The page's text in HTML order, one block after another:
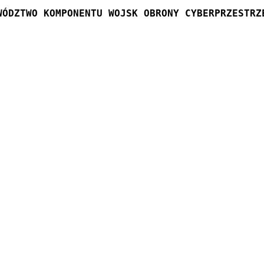
KOMPONENTU WOJSK OBRONY